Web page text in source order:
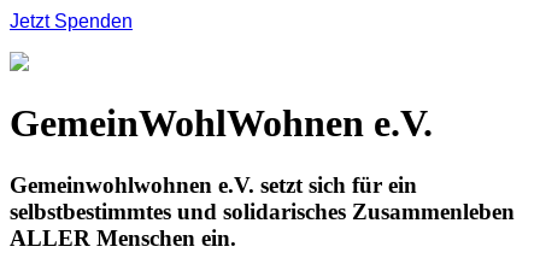
Jetzt Spenden
GemeinWohlWohnen e.V.
Gemeinwohlwohnen e.V. setzt sich für ein
selbstbestimmtes und solidarisches Zusammenleben
ALLER Menschen ein.